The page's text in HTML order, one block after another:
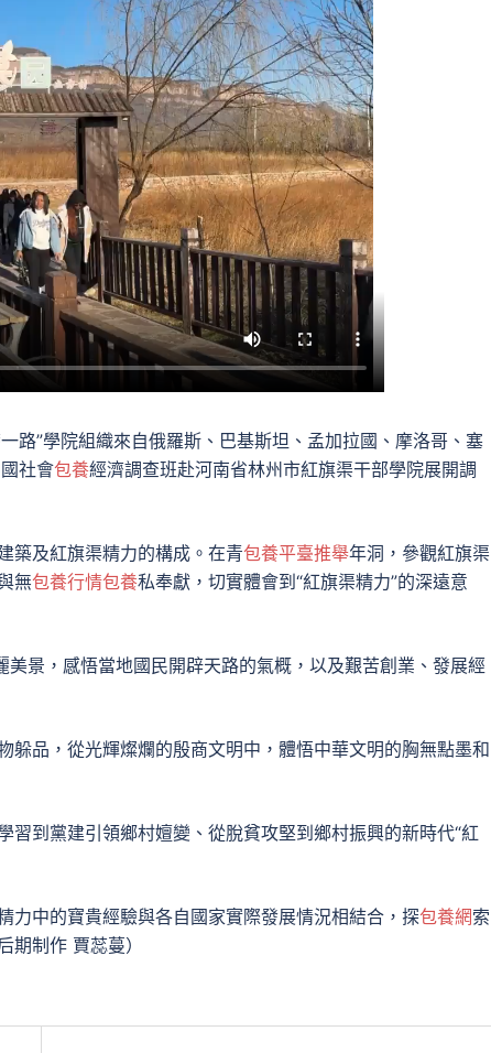
路”學院組織來自俄羅斯、巴基斯坦、孟加拉國、摩洛哥、塞
社會包養經濟調查班赴河南省林州市紅旗渠干部學院展開調
築及紅旗渠精力的構成。在青包養平臺推舉年洞，參觀紅旗渠
無包養行情包養私奉獻，切實體會到“紅旗渠精力”的深遠意
景，感悟當地國民開辟天路的氣概，以及艱苦創業、發展經
品，從光輝燦爛的殷商文明中，體悟中華文明的胸無點墨和
到黨建引領鄉村嬗變、從脫貧攻堅到鄉村振興的新時代“紅
力中的寶貴經驗與各自國家實際發展情況相結合，探包養網索
期制作 賈蕊蔓）